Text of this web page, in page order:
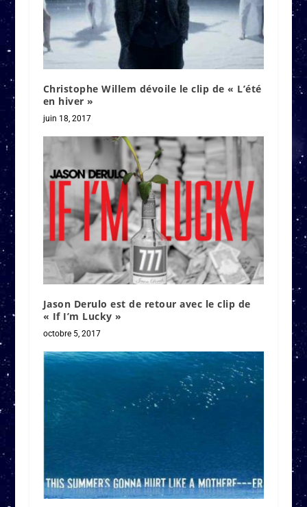
Christophe Willem dévoile le clip de « L’été
en hiver »
juin 18, 2017
Jason Derulo est de retour avec le clip de
« If I’m Lucky »
octobre 5, 2017